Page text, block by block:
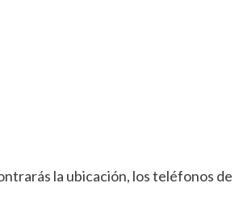
la ubicación, los teléfonos de